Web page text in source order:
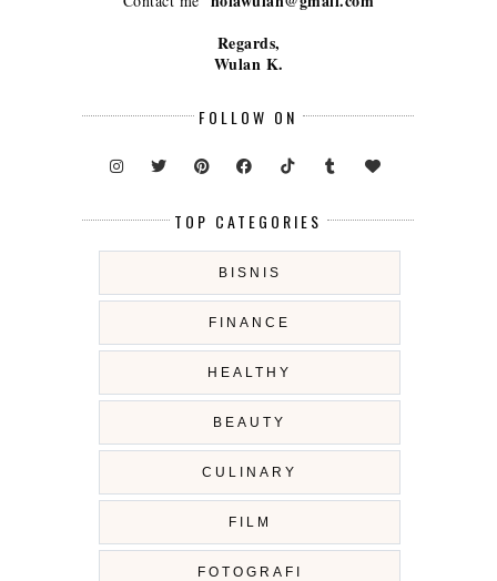
Regards,
Wulan K.
FOLLOW ON
TOP CATEGORIES
BISNIS
FINANCE
HEALTHY
BEAUTY
CULINARY
FILM
FOTOGRAFI